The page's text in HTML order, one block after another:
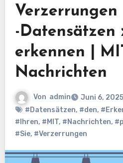
-Datensätzen
erkennen |
Nachrichten
Von admin
Juni 6, 2025
#Datensätzen, #den,
#Ihren, #MIT, #Nachrichten,
#Sie, #Verzerrungen